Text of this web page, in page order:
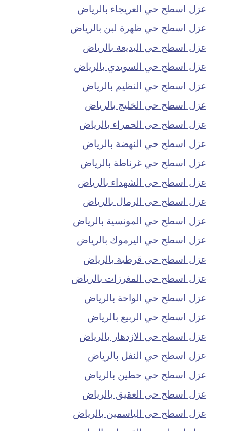
عزل اسطح حي العريجاء بالرياض
عزل اسطح حي ظهرة لبن بالرياض
عزل اسطح حي البديعة بالرياض
عزل اسطح حي السويدي بالرياض
عزل اسطح حي النظيم بالرياض
عزل اسطح حي الخليج بالرياض
عزل اسطح حي الحمراء بالرياض
عزل اسطح حي النهضة بالرياض
عزل اسطح حي غرناطة بالرياض
عزل اسطح حي الشهداء بالرياض
عزل اسطح حي الرمال بالرياض
عزل اسطح حي المونسية بالرياض
عزل اسطح حي اليرموك بالرياض
عزل اسطح حي قرطبة بالرياض
عزل اسطح حي المغرزات بالرياض
عزل اسطح حي الواحة بالرياض
عزل اسطح حي الربيع بالرياض
عزل اسطح حي الازدهار بالرياض
عزل اسطح حي النفل بالرياض
عزل اسطح حي حطين بالرياض
عزل اسطح حي العقيق بالرياض
عزل اسطح حي الياسمين بالرياض